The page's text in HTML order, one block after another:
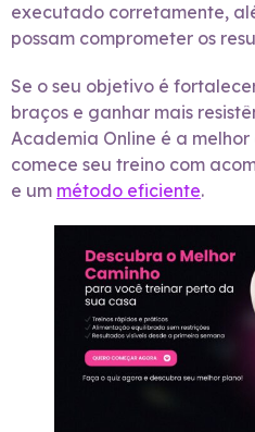
executado corretamente,
possam comprometer os
Se o seu objetivo é
braços e ganhar mais
Academia Online é a
comece seu treino com
e um método eficiente.